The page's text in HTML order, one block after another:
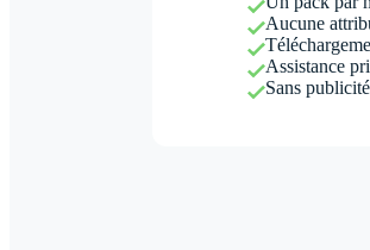
Aucune
Assistance
Sans